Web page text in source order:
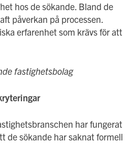
hos de sökande. Bland de
påverkan på processen.
erfarenhet som krävs för att
fastighetsbolag
har fungerat
de sökande har saknat formell